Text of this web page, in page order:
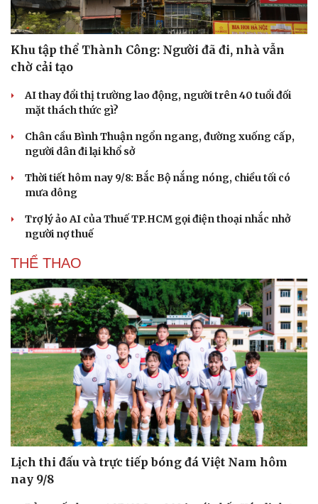
Khu tập thể Thành Công: Người đã đi, nhà vẫn
chờ cải tạo
AI thay đổi thị trường lao động, người trên 40 tuổi đối
mặt thách thức gì?
Chân cầu Bình Thuận ngổn ngang, đường xuống cấp,
người dân đi lại khổ sở
Thời tiết hôm nay 9/8: Bắc Bộ nắng nóng, chiều tối có
mưa dông
Trợ lý ảo AI của Thuế TP.HCM gọi điện thoại nhắc nhở
người nợ thuế
THỂ THAO
Lịch thi đấu và trực tiếp bóng đá Việt Nam hôm
nay 9/8